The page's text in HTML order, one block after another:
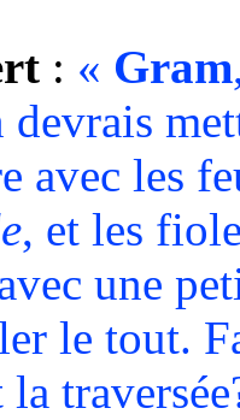
: « Gram
devrais
avec les
, et les
une
le tout.